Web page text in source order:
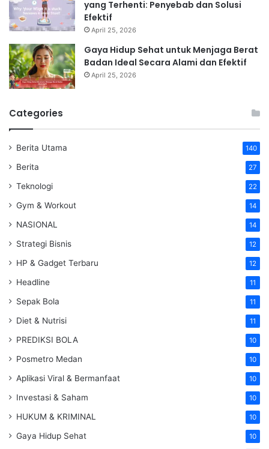
yang Terhenti: Penyebab dan Solusi
Efektif
April 25, 2026
Gaya Hidup Sehat untuk Menjaga Berat
Badan Ideal Secara Alami dan Efektif
April 25, 2026
Categories
Berita Utama 140
Berita 27
Teknologi 22
Gym & Workout 14
NASIONAL 14
Strategi Bisnis 12
HP & Gadget Terbaru 12
Headline 11
Sepak Bola 11
Diet & Nutrisi 11
PREDIKSI BOLA 10
Posmetro Medan 10
Aplikasi Viral & Bermanfaat 10
Investasi & Saham 10
HUKUM & KRIMINAL 10
Gaya Hidup Sehat 10